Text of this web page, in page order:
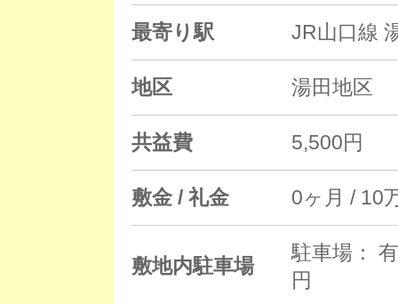
最寄り駅 JR山口線
地区 湯田地区
共益費 5,500円
敷金 / 礼金 0ヶ月 / 10
敷地内駐車場
駐車場：
円